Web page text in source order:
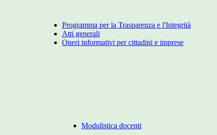
Programma per la Trasparenza e l'Integrità
Atti generali
Oneri informativi per cittadini e imprese
Modulistica docenti